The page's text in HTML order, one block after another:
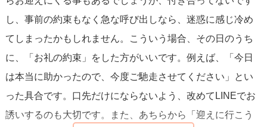
し、事前の約束もなく急な呼び出しなら、迷惑に感じ冷め
てしまったかもしれません。こういう場合、その日のうち
に、「お礼の約束」をした方がいいです。例えば、「今日
は本当に助かったので、今度ご馳走させてください」とい
った具合です。口先だけにならないよう、改めてLINEでお
誘いするのも大切です。また、あちらから「迎えに行こう